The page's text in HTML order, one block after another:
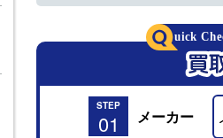
STEP
01 メーカー